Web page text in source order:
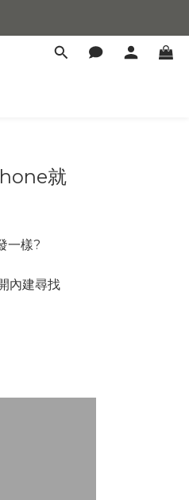
就
一樣?
內建尋找